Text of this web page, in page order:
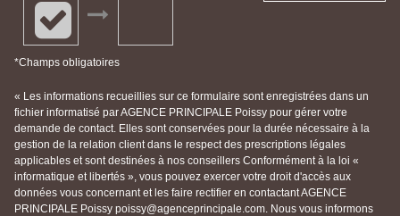
*Champs obligatoires
« Les informations recueillies sur ce formulaire sont enregistrées dans un
fichier informatisé par AGENCE PRINCIPALE Poissy pour gérer votre
demande de contact. Elles sont conservées pour la durée nécessaire à la
gestion de la relation client dans le respect des prescriptions légales
applicables et sont destinées à nos conseillers Conformément à la loi «
informatique et libertés », vous pouvez exercer votre droit d'accès aux
données vous concernant et les faire rectifier en contactant AGENCE
PRINCIPALE Poissy poissy@agenceprincipale.com. Nous vous informons